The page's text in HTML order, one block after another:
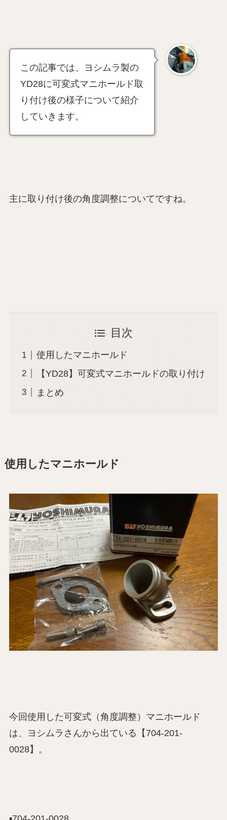
この記事では、ヨシムラ製の
YD28に可変式マニホールド取
り付け後の様子について紹介
していきます。
主に取り付け後の角度調整についてですね。
目次
使用したマニホールド
【YD28】可変式マニホールドの取り付け
まとめ
使用したマニホールド
今回使用した可変式（角度調整）マニホールド
は、ヨシムラさんから出ている【704-201-
0028】。